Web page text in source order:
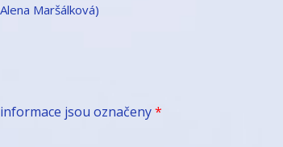
Maršálková)
jsou označeny*